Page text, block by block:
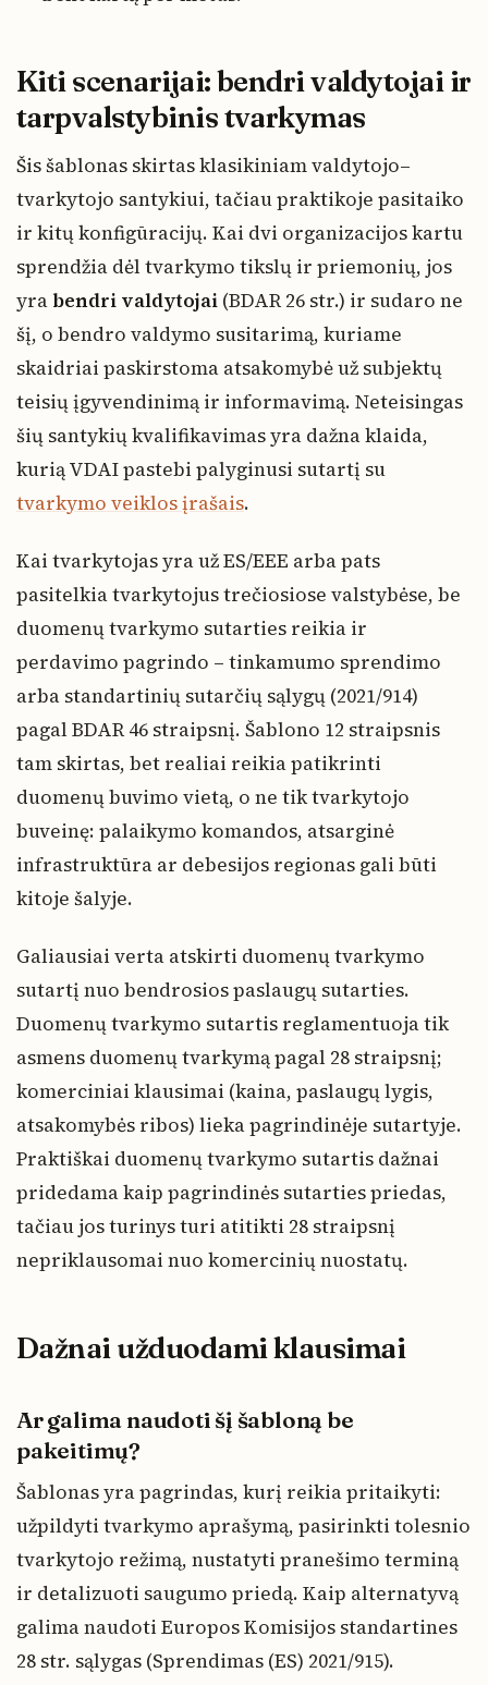
Kiti scenarijai: bendri valdytojai ir
tarpvalstybinis tvarkymas
Šis šablonas skirtas klasikiniam valdytojo–
tvarkytojo santykiui, tačiau praktikoje pasitaiko
ir kitų konfigūracijų. Kai dvi organizacijos kartu
sprendžia dėl tvarkymo tikslų ir priemonių, jos
yra bendri valdytojai (BDAR 26 str.) ir sudaro ne
šį, o bendro valdymo susitarimą, kuriame
skaidriai paskirstoma atsakomybė už subjektų
teisių įgyvendinimą ir informavimą. Neteisingas
šių santykių kvalifikavimas yra dažna klaida,
kurią VDAI pastebi palyginusi sutartį su
tvarkymo veiklos įrašais.
Kai tvarkytojas yra už ES/EEE arba pats
pasitelkia tvarkytojus trečiosiose valstybėse, be
duomenų tvarkymo sutarties reikia ir
perdavimo pagrindo – tinkamumo sprendimo
arba standartinių sutarčių sąlygų (2021/914)
pagal BDAR 46 straipsnį. Šablono 12 straipsnis
tam skirtas, bet realiai reikia patikrinti
duomenų buvimo vietą, o ne tik tvarkytojo
buveinę: palaikymo komandos, atsarginė
infrastruktūra ar debesijos regionas gali būti
kitoje šalyje.
Galiausiai verta atskirti duomenų tvarkymo
sutartį nuo bendrosios paslaugų sutarties.
Duomenų tvarkymo sutartis reglamentuoja tik
asmens duomenų tvarkymą pagal 28 straipsnį;
komerciniai klausimai (kaina, paslaugų lygis,
atsakomybės ribos) lieka pagrindinėje sutartyje.
Praktiškai duomenų tvarkymo sutartis dažnai
pridedama kaip pagrindinės sutarties priedas,
tačiau jos turinys turi atitikti 28 straipsnį
nepriklausomai nuo komercinių nuostatų.
Dažnai užduodami klausimai
Ar galima naudoti šį šabloną be
pakeitimų?
Šablonas yra pagrindas, kurį reikia pritaikyti:
užpildyti tvarkymo aprašymą, pasirinkti tolesnio
tvarkytojo režimą, nustatyti pranešimo terminą
ir detalizuoti saugumo priedą. Kaip alternatyvą
galima naudoti Europos Komisijos standartines
28 str. sąlygas (Sprendimas (ES) 2021/915).